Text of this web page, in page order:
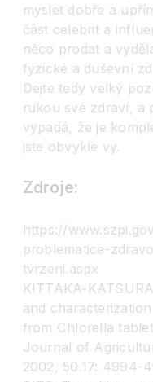
myslet dobře a
část celebrit a
něco prodat a
fyzické a duševní
Dejte tedy velký
rukou své zdraví, a
vypadá, že je
jste obvykle vy.
Zdroje:
https://
problematice-
tvrzeni.aspx
KITTAKA-
and
from Chlorella
Journal of
2002, 50.17: 4994-